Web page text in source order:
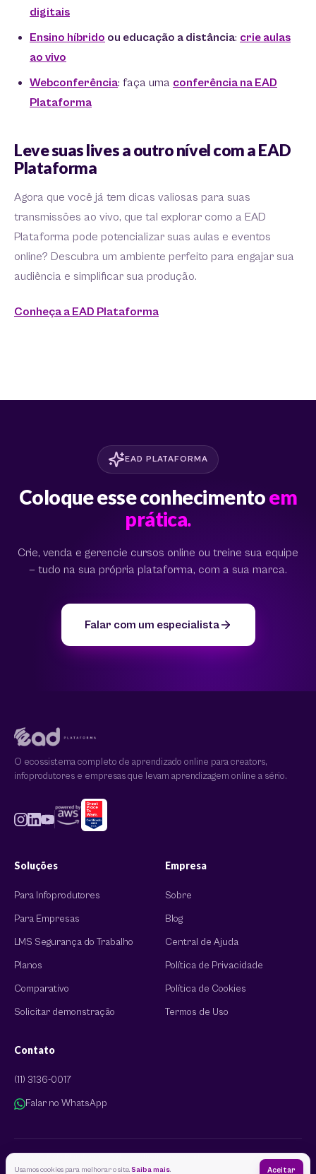
digitais
Ensino híbrido ou educação a distância: crie aulas
ao vivo
Webconferência: faça uma conferência na EAD
Plataforma
Leve suas lives a outro nível com a EAD
Plataforma
Agora que você já tem dicas valiosas para suas
transmissões ao vivo, que tal explorar como a EAD
Plataforma pode potencializar suas aulas e eventos
online? Descubra um ambiente perfeito para engajar sua
audiência e simplificar sua produção.
Conheça a EAD Plataforma
EAD PLATAFORMA
Coloque esse conhecimentoem
prática.
Crie, venda e gerencie cursos online ou treine sua equipe
— tudo na sua própria plataforma, com a sua marca.
Falar com um especialista
O ecossistema completo de aprendizado online para creators,
infoprodutores e empresas que levam aprendizagem online a sério.
Soluções
Para Infoprodutores
Para Empresas
LMS Segurança do Trabalho
Planos
Comparativo
Solicitar demonstração
Empresa
Sobre
Blog
Central de Ajuda
Política de Privacidade
Política de Cookies
Termos de Uso
Contato
(11) 3136-0017
Falar no WhatsApp
Usamos cookies para melhorar o site.Saiba mais. Aceitar